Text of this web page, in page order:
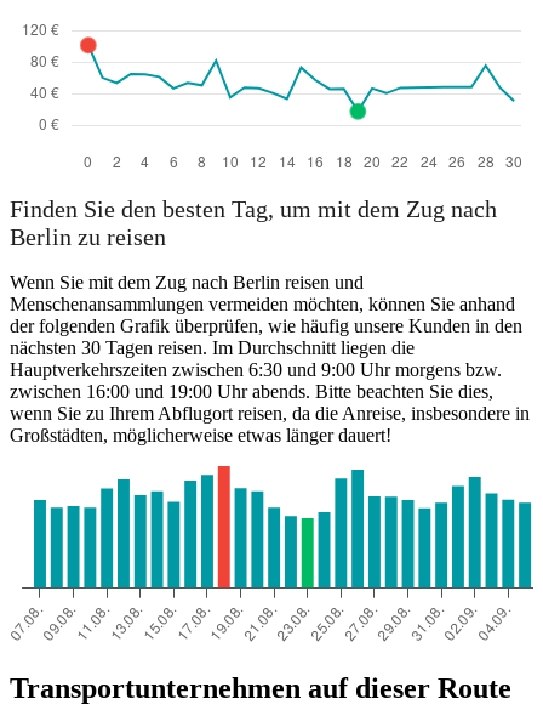
Finden Sie den besten Tag, um mit dem Zug nach
Berlin zu reisen
Wenn Sie mit dem Zug nach Berlin reisen und
Menschenansammlungen vermeiden möchten, können Sie anhand
der folgenden Grafik überprüfen, wie häufig unsere Kunden in den
nächsten 30 Tagen reisen. Im Durchschnitt liegen die
Hauptverkehrszeiten zwischen 6:30 und 9:00 Uhr morgens bzw.
zwischen 16:00 und 19:00 Uhr abends. Bitte beachten Sie dies,
wenn Sie zu Ihrem Abflugort reisen, da die Anreise, insbesondere in
Großstädten, möglicherweise etwas länger dauert!
Transportunternehmen auf dieser Route